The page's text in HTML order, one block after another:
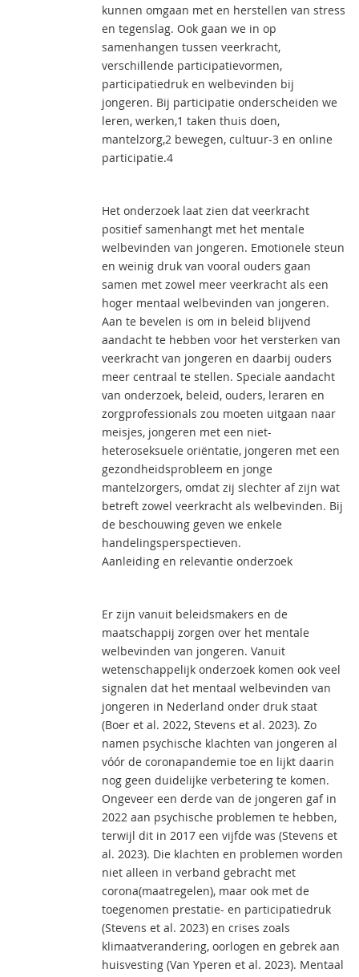
kunnen omgaan met en herstellen van stress
en tegenslag. Ook gaan we in op
samenhangen tussen veerkracht,
verschillende participatievormen,
participatiedruk en welbevinden bij
jongeren. Bij participatie onderscheiden we
leren, werken,1 taken thuis doen,
mantelzorg,2 bewegen, cultuur-3 en online
participatie.4
Het onderzoek laat zien dat veerkracht
positief samenhangt met het mentale
welbevinden van jongeren. Emotionele steun
en weinig druk van vooral ouders gaan
samen met zowel meer veerkracht als een
hoger mentaal welbevinden van jongeren.
Aan te bevelen is om in beleid blijvend
aandacht te hebben voor het versterken van
veerkracht van jongeren en daarbij ouders
meer centraal te stellen. Speciale aandacht
van onderzoek, beleid, ouders, leraren en
zorgprofessionals zou moeten uitgaan naar
meisjes, jongeren met een niet-
heteroseksuele oriëntatie, jongeren met een
gezondheidsprobleem en jonge
mantelzorgers, omdat zij slechter af zijn wat
betreft zowel veerkracht als welbevinden. Bij
de beschouwing geven we enkele
handelingsperspectieven.
Aanleiding en relevantie onderzoek
Er zijn vanuit beleidsmakers en de
maatschappij zorgen over het mentale
welbevinden van jongeren. Vanuit
wetenschappelijk onderzoek komen ook veel
signalen dat het mentaal welbevinden van
jongeren in Nederland onder druk staat
(Boer et al. 2022, Stevens et al. 2023). Zo
namen psychische klachten van jongeren al
vóór de coronapandemie toe en lijkt daarin
nog geen duidelijke verbetering te komen.
Ongeveer een derde van de jongeren gaf in
2022 aan psychische problemen te hebben,
terwijl dit in 2017 een vijfde was (Stevens et
al. 2023). Die klachten en problemen worden
niet alleen in verband gebracht met
corona(maatregelen), maar ook met de
toegenomen prestatie- en participatiedruk
(Stevens et al. 2023) en crises zoals
klimaatverandering, oorlogen en gebrek aan
huisvesting (Van Yperen et al. 2023). Mentaal